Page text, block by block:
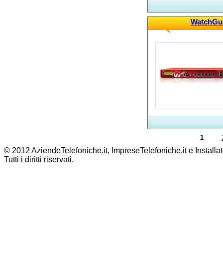
1
© 2012 AziendeTelefoniche.it, ImpreseTelefoniche.it e
Tutti i diritti riservati.